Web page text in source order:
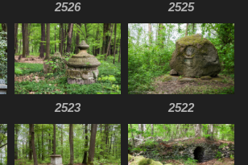
2526 2525
2523 2522